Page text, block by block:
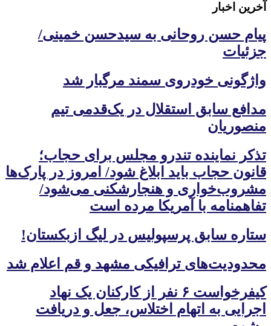
آخرین اخبار
پیام حسن روحانی به سیدحسن خمینی/
جزئیات
واژگونی خودروی سمند مرگبار شد
مدافع سابق استقلال در یک‌قدمی تیم
منصوریان
تذکر نماینده تندرو مجلس برای حجاب؛
قانون حجاب باید ابلاغ شود/ امروز در پارک‌ها
مشروب‌خواری و هنجارشکنی می‌شود/
تفاهمنامه با آمریکا مرده است
ستاره سابق پرسپولیس در لیگ ازبکستان!
محدودیت‌های ترافیکی مشهد و قم اعلام شد
کیفرخواست ۶ نفر از کارکنان یک نهاد
اجرایی به اتهام اختلاس، جعل و دریافت